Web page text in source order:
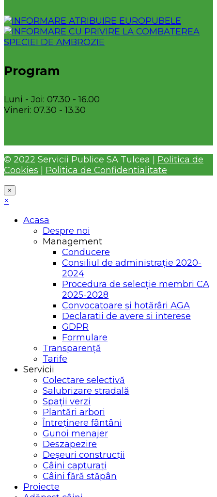
Program
Luni - Joi: 07.30 - 16.00
Vineri: 07.30 - 13.30
© 2022 Servicii Publice SA Tulcea | Politica de
Cookies
Politica de Confidentialitate
×
×
Acasa
Despre noi
Management
Conducere
Consiliul de administrație 2020-
2024
Procedura de selecție membri CA
2025-2028
Convocatoare și hotărâri AGA
Declaratii de avere si interese
GDPR
Formulare
Transparență
Tarife
Servicii
Colectare selectivă
Salubrizare stradală
Spații verzi
Plantări arbori
Întreținere fântâni
Gunoi menajer
Deszapezire
Deșeuri construcții
Câini capturați
Câini fără stăpân
Proiecte